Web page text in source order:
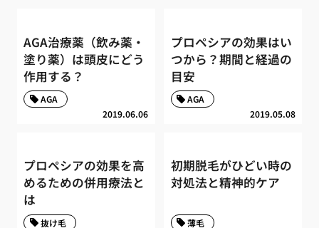
AGA治療薬（飲み薬・
塗り薬）は頭皮にどう
作用する？
2019.06.06
AGA
プロペシアの効果はい
つから？期間と経過の
目安
2019.05.08
AGA
プロペシアの効果を高
めるための併用療法と
は
抜け毛
初期脱毛がひどい時の
対処法と精神的ケア
薄毛